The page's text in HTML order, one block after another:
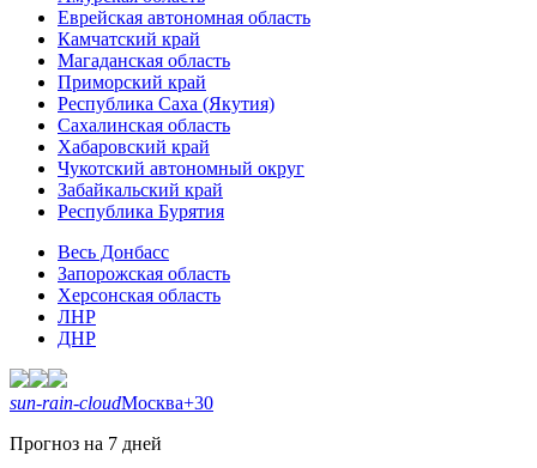
Еврейская автономная область
Камчатский край
Магаданская область
Приморский край
Республика Саха (Якутия)
Сахалинская область
Хабаровский край
Чукотский автономный округ
Забайкальский край
Республика Бурятия
Весь Донбасс
Запорожская область
Херсонская область
ЛНР
ДНР
sun-rain-cloudМосква+30
Прогноз на 7 дней